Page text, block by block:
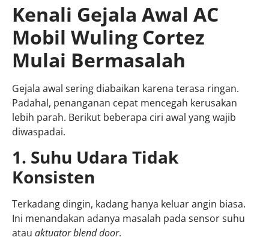
Kenali Gejala Awal AC
Mobil Wuling Cortez
Mulai Bermasalah
Gejala awal sering diabaikan karena terasa ringan.
Padahal, penanganan cepat mencegah kerusakan
lebih parah. Berikut beberapa ciri awal yang wajib
diwaspadai.
1. Suhu Udara Tidak
Konsisten
Terkadang dingin, kadang hanya keluar angin biasa.
Ini menandakan adanya masalah pada sensor suhu
atau aktuator blend door.